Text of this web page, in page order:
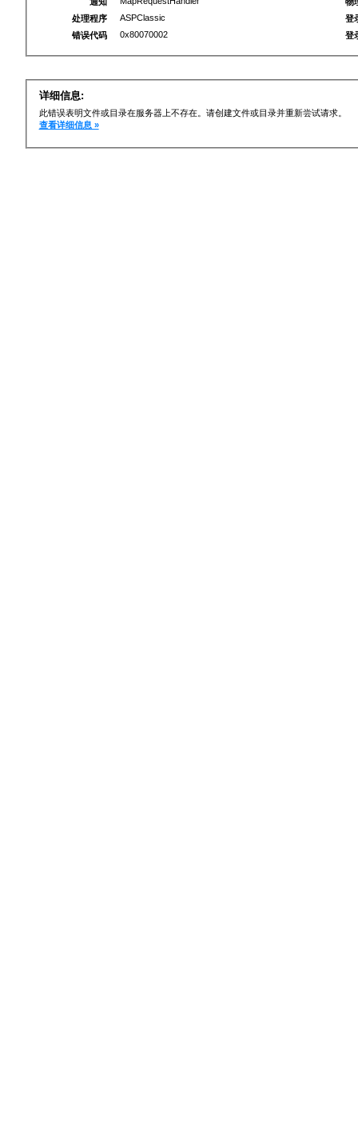
处理程序
ASPClassic
错误代码
0x80070002
登
登
详细信息:
此错误表明文件或目录在服务器上不存在。请创建文件或目录并重新尝试请求。
查看详细信息 »